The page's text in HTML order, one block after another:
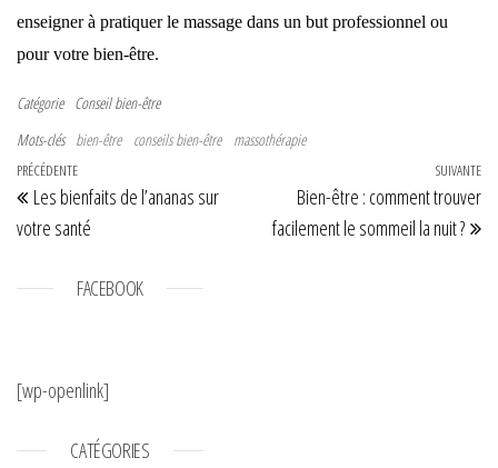
enseigner à pratiquer le massage dans un but professionnel ou
pour votre bien-être.
Catégorie Conseil bien-être
Mots-clés bien-être conseils bien-être massothérapie
Navigation de l’article
Article précédent
PRÉCÉDENTE
Les bienfaits de l’ananas sur
votre santé
SUIVANTE
Bien-être : comment trouver
facilement le sommeil la nuit ?
FACEBOOK
[wp-openlink]
CATÉGORIES